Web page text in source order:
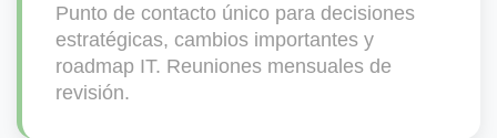
Punto de contacto único para decisiones
estratégicas, cambios importantes y
roadmap IT. Reuniones mensuales de
revisión.